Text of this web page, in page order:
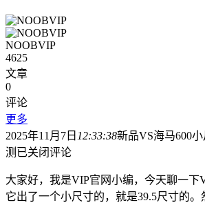
NOOBVIP
4625
文章
0
评论
更多
2025年11月7日 12:33:38新品VS海马600
测 已关闭评论
大家好，我是VIP官网小编，今天聊一下
它出了一个小尺寸的，就是39.5尺寸的